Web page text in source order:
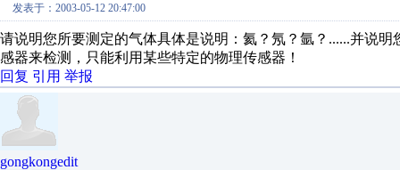
发表于：2003-05-12 20:47:00
请说明您所要测定的气体具体是说明：氦？氖？氩？......并说
感器来检测，只能利用某些特定的物理传感器！
回复 引用 举报
gongkongedit